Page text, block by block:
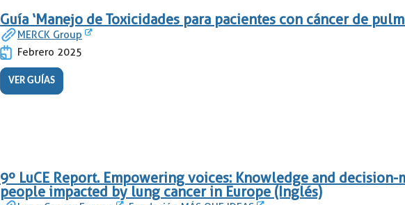
Guía ‘Manejo de Toxicidades para pacientes con cáncer de
MERCK Group
Febrero 2025
VER GUÍAS
9º LuCE Report. Empowering voices: Knowledge and decision-
people impacted by lung cancer in Europe (Inglés)